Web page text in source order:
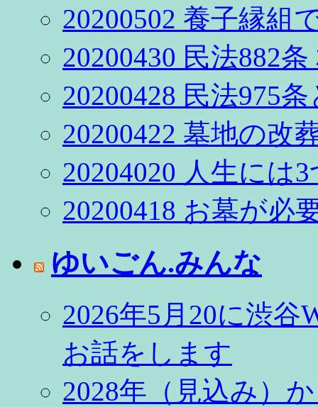
20200502 養子縁組
20200430 民法882
20200428 民法975
20200422 墓地の改
20204020 人生には
20200418 お墓が必
ゆいごん.みんな
2026年5月20に渋谷
お話をします
2028年（見込み）